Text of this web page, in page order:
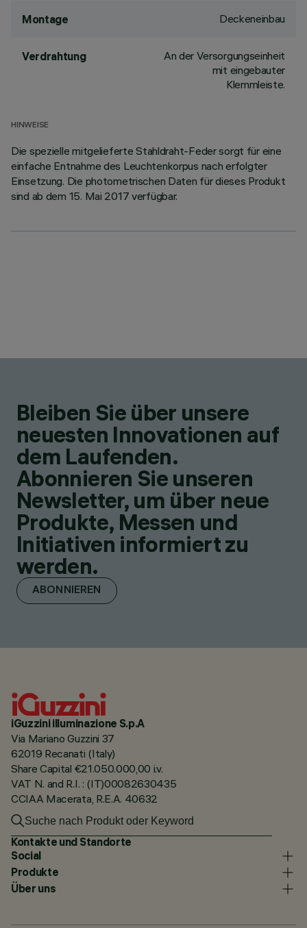
Montage Deckeneinbau
Verdrahtung
An der Versorgungseinheit
mit eingebauter
Klemmleiste.
HINWEISE
Die spezielle mitgelieferte Stahldraht-Feder sorgt für eine
einfache Entnahme des Leuchtenkorpus nach erfolgter
Einsetzung. Die photometrischen Daten für dieses Produkt
sind ab dem 15. Mai 2017 verfügbar.
Bleiben Sie über unsere
neuesten Innovationen auf
dem Laufenden.
Abonnieren Sie unseren
Newsletter, um über neue
Produkte, Messen und
Initiativen informiert zu
werden.
ABONNIEREN
iGuzzini illuminazione S.p.A
Via Mariano Guzzini 37
62019 Recanati (Italy)
Share Capital €21.050.000,00 i.v.
VAT N. and R.I. : (IT)00082630435
CCIAA Macerata, R.E.A. 40632
Kontakte und Standorte
Social
Produkte
Über uns